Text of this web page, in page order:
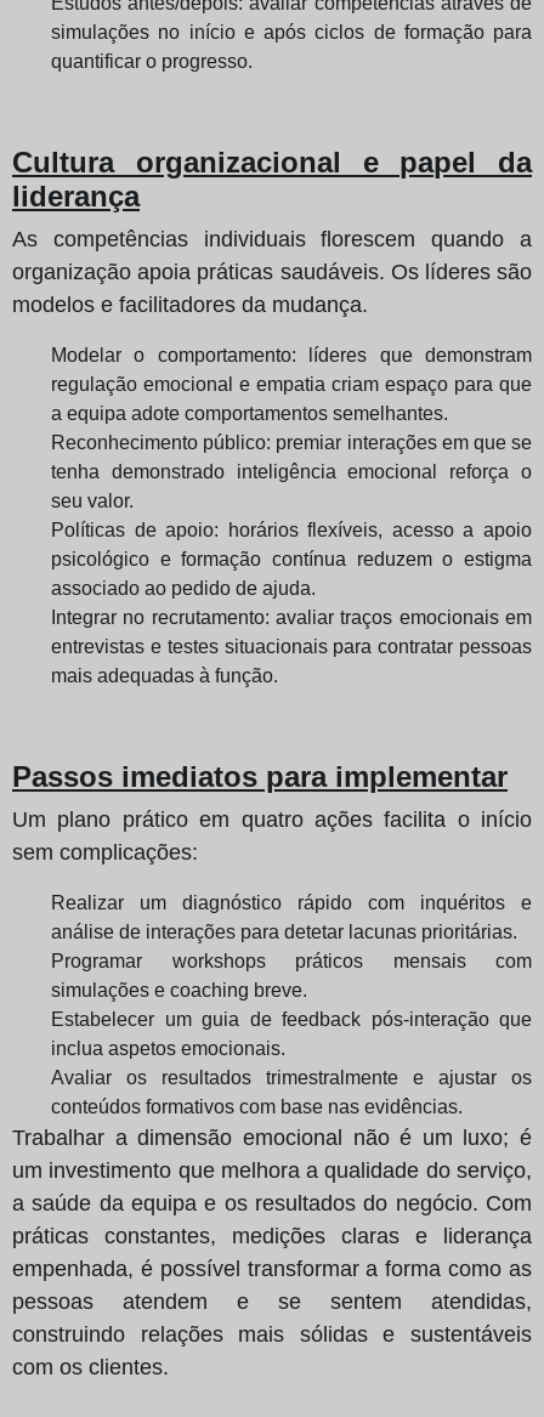
simulações no início e após ciclos de formação para
quantificar o progresso.
Cultura organizacional e papel da
liderança
As competências individuais florescem quando a
organização apoia práticas saudáveis. Os líderes são
modelos e facilitadores da mudança.
Modelar o comportamento: líderes que demonstram
regulação emocional e empatia criam espaço para que
a equipa adote comportamentos semelhantes.
Reconhecimento público: premiar interações em que se
tenha demonstrado inteligência emocional reforça o
seu valor.
Políticas de apoio: horários flexíveis, acesso a apoio
psicológico e formação contínua reduzem o estigma
associado ao pedido de ajuda.
Integrar no recrutamento: avaliar traços emocionais em
entrevistas e testes situacionais para contratar pessoas
mais adequadas à função.
Passos imediatos para implementar
Um plano prático em quatro ações facilita o início
sem complicações:
Realizar um diagnóstico rápido com inquéritos e
análise de interações para detetar lacunas prioritárias.
Programar workshops práticos mensais com
simulações e coaching breve.
Estabelecer um guia de feedback pós-interação que
inclua aspetos emocionais.
Avaliar os resultados trimestralmente e ajustar os
conteúdos formativos com base nas evidências.
Trabalhar a dimensão emocional não é um luxo; é
um investimento que melhora a qualidade do serviço,
a saúde da equipa e os resultados do negócio. Com
práticas constantes, medições claras e liderança
empenhada, é possível transformar a forma como as
pessoas atendem e se sentem atendidas,
construindo relações mais sólidas e sustentáveis
com os clientes.